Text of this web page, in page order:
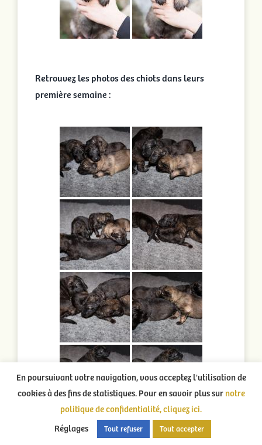
Retrouvez les photos des chiots dans leurs
première semaine :
En poursuivant votre navigation, vous acceptez l'utilisation de
cookies à des fins de statistiques. Pour en savoir plus surnotre
politique de confidentialité, cliquez ici.
Réglages
Tout refuser Tout accepter